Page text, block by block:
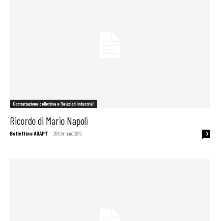
Contrattazione collettiva e Relazioni industriali
Ricordo di Mario Napoli
Bollettino ADAPT - 28 Gennaio 2015 0